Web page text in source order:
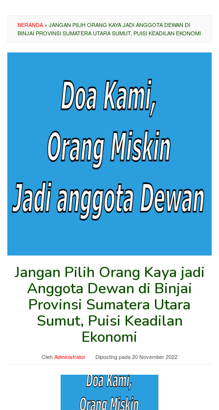
BERANDA » JANGAN PILIH ORANG KAYA JADI ANGGOTA DEWAN DI
BINJAI PROVINSI SUMATERA UTARA SUMUT, PUISI KEADILAN EKONOMI
Jangan Pilih Orang Kaya jadi
Anggota Dewan di Binjai
Provinsi Sumatera Utara
Sumut, Puisi Keadilan
Ekonomi
OlehAdministrator Diposting pada20 November 2022